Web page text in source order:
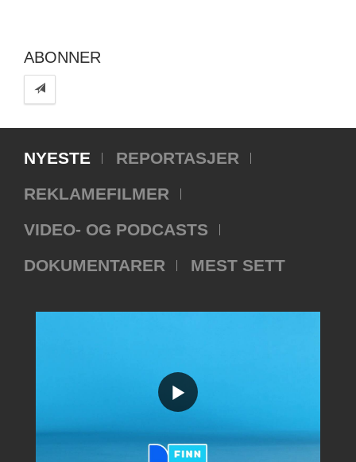
ABONNER
NYESTE
REPORTASJER
REKLAMEFILMER
VIDEO- OG PODCASTS
DOKUMENTARER
MEST SETT